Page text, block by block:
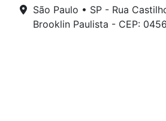
São Paulo • SP - Rua
Brooklin Paulista - CEP: